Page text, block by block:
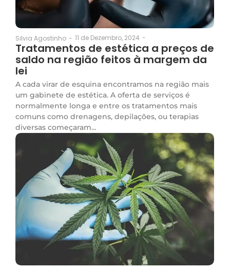
Silvia Agostinho - 11 de Dezembro, 2024 -
Tratamentos de estética a preços de
saldo na região feitos à margem da
lei
A cada virar de esquina encontramos na região mais
um gabinete de estética. A oferta de serviços é
normalmente longa e entre os tratamentos mais
comuns como drenagens, depilações, ou terapias
diversas começaram...